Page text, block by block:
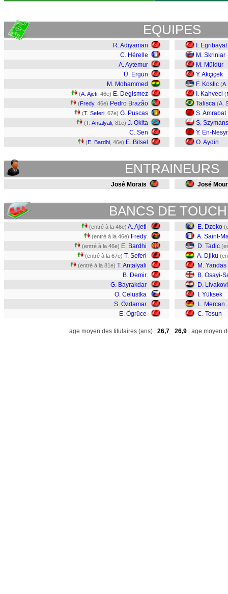
EQUIPES
R. Adiyaman
C. Hérelle
A. Aytemur
Ü. Ergün
M. Mohammed
(A. Ajeti , 46e) E. Degismez
(Fredy, 46e) Pedro Brazão
(T. Seferi , 67e) G. Puscas
(T. Antalyali , 81e) J. Okita
C. Sen
(E. Bardhi , 46e) E. Bilsel
I. Egribayat
M. Skriniar
M. Müldür
Y. Akçiçek
F. Kostic (
I. Kahveci (
Talisca (A.
S. Amrabat
S.
Y. En-
O. Aydin
ENTRAINEURS
José Morais José
BANCS DE
(entré à la 46e) A. Ajeti
(entré à la 46e) Fredy
(entré à la 46e) E. Bardhi
(entré à la 67e) T. Seferi
(entré à la 81e) T. Antalyali
B. Demir
G. Bayrakdar
O. Celustka
S. Özdamar
E. Ögrüce
E. Dzeko
A. Saint-
D. Tadic
A. Djiku
M. Yandas
B. Osayi-
D.
I. Yüksek
L. Mercan
C. Tosun
age moyen des titulaires (ans) : 26,7 26,9 : age moyen